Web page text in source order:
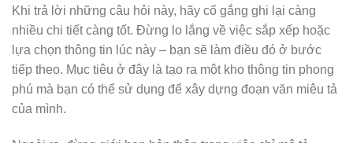
Khi trả lời những câu hỏi này, hãy cố gắng ghi lại càng
nhiều chi tiết càng tốt. Đừng lo lắng về việc sắp xếp hoặc
lựa chọn thông tin lúc này – bạn sẽ làm điều đó ở bước
tiếp theo. Mục tiêu ở đây là tạo ra một kho thông tin phong
phú mà bạn có thể sử dụng để xây dựng đoạn văn miêu tả
của mình.